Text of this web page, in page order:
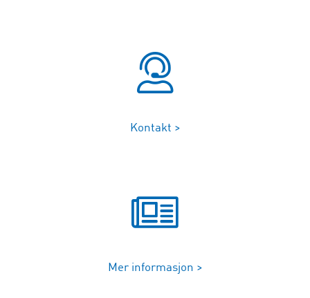
Kontakt >
Mer informasjon >